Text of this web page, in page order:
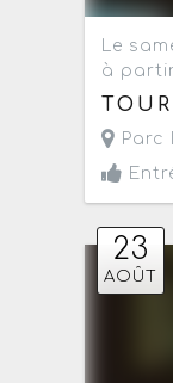
Le
à
Parc
23
AOÛT